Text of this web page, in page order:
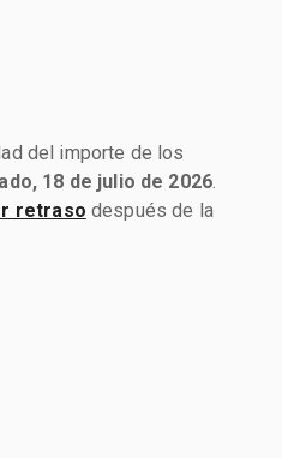
del importe de los
18 de julio de 2026
retraso después de la